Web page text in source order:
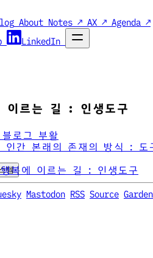
About Notes ↗ AX ↗ Agenda ↗
LinkedIn
로그 부활
인간 본래의 존재의 방식 : 도
복에 이르는 길 : 인생도구
이르는 길 : 인생도구
템
Mastodon RSS Source Garden